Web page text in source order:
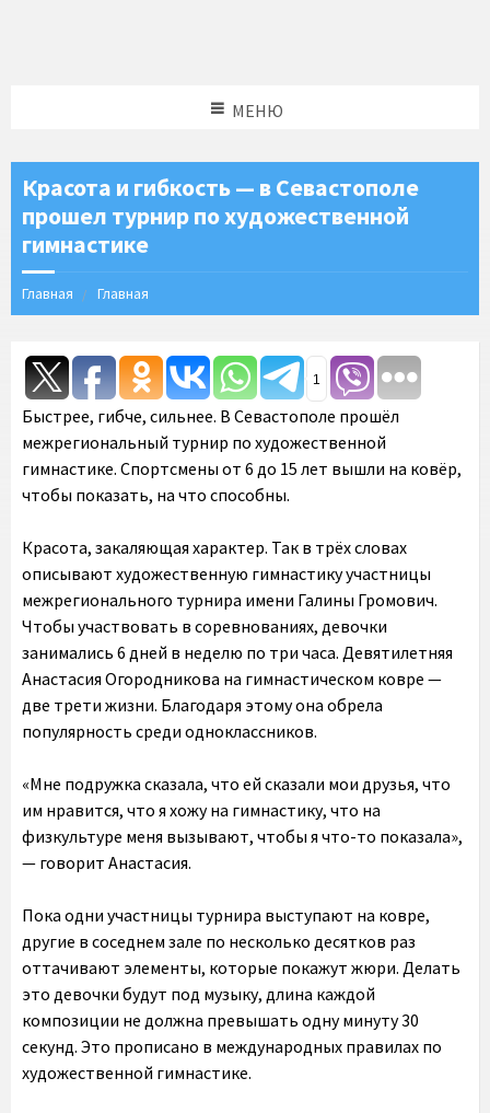
МЕНЮ
Красота и гибкость — в Севастополе
прошел турнир по художественной
гимнастике
Главная Главная
1
Быстрее, гибче, сильнее. В Севастополе прошёл
межрегиональный турнир по художественной
гимнастике. Спортсмены от 6 до 15 лет вышли на ковёр,
чтобы показать, на что способны.
Красота, закаляющая характер. Так в трёх словах
описывают художественную гимнастику участницы
межрегионального турнира имени Галины Громович.
Чтобы участвовать в соревнованиях, девочки
занимались 6 дней в неделю по три часа. Девятилетняя
Анастасия Огородникова на гимнастическом ковре —
две трети жизни. Благодаря этому она обрела
популярность среди одноклассников.
«Мне подружка сказала, что ей сказали мои друзья, что
им нравится, что я хожу на гимнастику, что на
физкультуре меня вызывают, чтобы я что-то показала»,
— говорит Анастасия.
Пока одни участницы турнира выступают на ковре,
другие в соседнем зале по несколько десятков раз
оттачивают элементы, которые покажут жюри. Делать
это девочки будут под музыку, длина каждой
композиции не должна превышать одну минуту 30
секунд. Это прописано в международных правилах по
художественной гимнастике.